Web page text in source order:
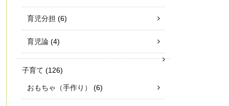
育児分担 (6)
育児論 (4)
子育て (126)
おもちゃ（手作り） (6)